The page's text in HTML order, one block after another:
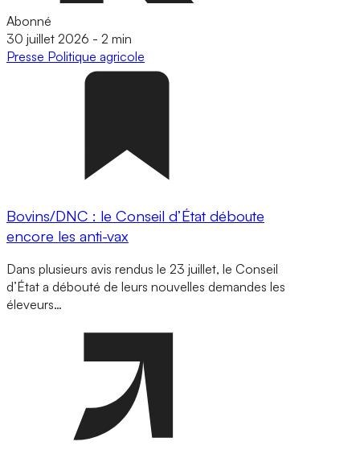
Abonné
30 juillet 2026 - 2 min
Presse Politique agricole
Bovins/DNC : le Conseil d’État déboute
encore les anti-vax
Dans plusieurs avis rendus le 23 juillet, le Conseil
d’État a débouté de leurs nouvelles demandes les
éleveurs…